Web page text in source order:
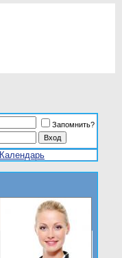
Запомнить?
Календарь